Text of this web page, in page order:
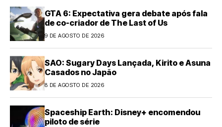
GTA 6: Expectativa gera debate após fala
de co-criador de The Last of Us
9 DE AGOSTO DE 2026
SAO: Sugary Days Lançada, Kirito e Asuna
Casados no Japão
8 DE AGOSTO DE 2026
Spaceship Earth: Disney+ encomendou
piloto de série